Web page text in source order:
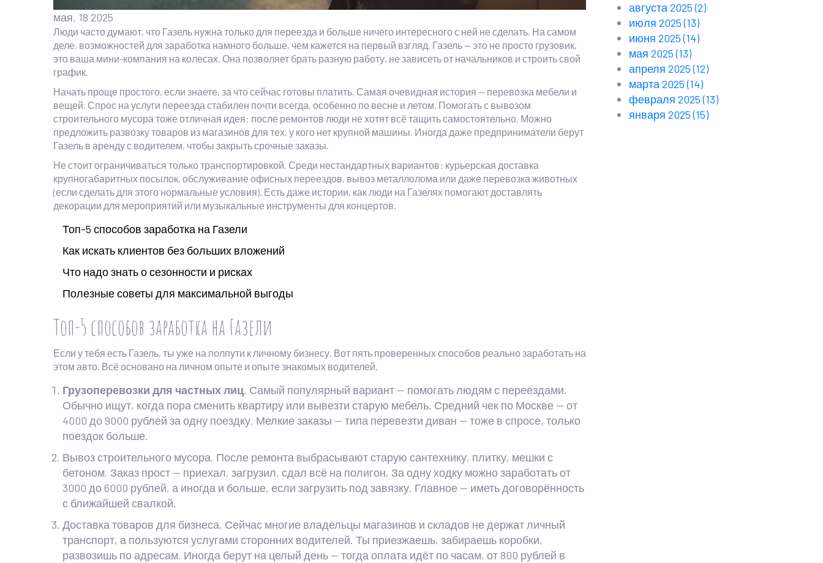
мая, 18 2025
Люди часто думают, что Газель нужна только для переезда и больше ничего интересного с ней не сделать. На самом
деле, возможностей для заработка намного больше, чем кажется на первый взгляд. Газель — это не просто грузовик,
это ваша мини-компания на колесах. Она позволяет брать разную работу, не зависеть от начальников и строить свой
график.
Начать проще простого, если знаете, за что сейчас готовы платить. Самая очевидная история — перевозка мебели и
вещей. Спрос на услуги переезда стабилен почти всегда, особенно по весне и летом. Помогать с вывозом
строительного мусора тоже отличная идея: после ремонтов люди не хотят всё тащить самостоятельно. Можно
предложить развозку товаров из магазинов для тех, у кого нет крупной машины. Иногда даже предприниматели берут
Газель в аренду с водителем, чтобы закрыть срочные заказы.
Не стоит ограничиваться только транспортировкой. Среди нестандартных вариантов: курьерская доставка
крупногабаритных посылок, обслуживание офисных переездов, вывоз металлолома или даже перевозка животных
(если сделать для этого нормальные условия). Есть даже истории, как люди на Газелях помогают доставлять
декорации для мероприятий или музыкальные инструменты для концертов.
Топ-5 способов заработка на Газели
Как искать клиентов без больших вложений
Что надо знать о сезонности и рисках
Полезные советы для максимальной выгоды
Топ-5 способов заработка на Газели
Если у тебя есть Газель, ты уже на полпути к личному бизнесу. Вот пять проверенных способов реально заработать на
этом авто. Всё основано на личном опыте и опыте знакомых водителей.
Грузоперевозки для частных лиц. Самый популярный вариант — помогать людям с переездами.
Обычно ищут, когда пора сменить квартиру или вывезти старую мебель. Средний чек по Москве — от
4000 до 9000 рублей за одну поездку. Мелкие заказы — типа перевезти диван — тоже в спросе, только
поездок больше.
Вывоз строительного мусора. После ремонта выбрасывают старую сантехнику, плитку, мешки с
бетоном. Заказ прост — приехал, загрузил, сдал всё на полигон. За одну ходку можно заработать от
3000 до 6000 рублей, а иногда и больше, если загрузить под завязку. Главное — иметь договорённость
с ближайшей свалкой.
Доставка товаров для бизнеса. Сейчас многие владельцы магазинов и складов не держат личный
транспорт, а пользуются услугами сторонних водителей. Ты приезжаешь, забираешь коробки,
развозишь по адресам. Иногда берут на целый день — тогда оплата идёт по часам, от 800 рублей в
августа 2025(2)
июля 2025(13)
июня 2025(14)
мая 2025(13)
апреля 2025(12)
марта 2025(14)
февраля 2025(13)
января 2025(15)